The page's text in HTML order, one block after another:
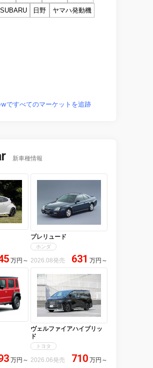
SUBARU 日野 ヤマハ発動機
ですべてのマーケットを追跡
新車種情報
万円 ～
プレリュード
ホンダ
2026.08発売 631 万円 ～
万円 ～
ヴェルファイアハイブリッ
ド
トヨタ
2026.06発売 710 万円 ～